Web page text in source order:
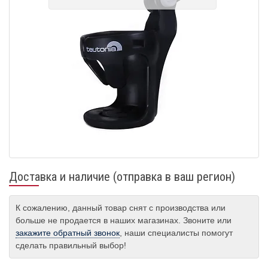
Доставка и наличие (отправка в ваш регион)
К сожалению, данный товар снят с производства или
больше не продается в наших магазинах. Звоните или
закажите обратный звонок , наши специалисты помогут
сделать правильный выбор!